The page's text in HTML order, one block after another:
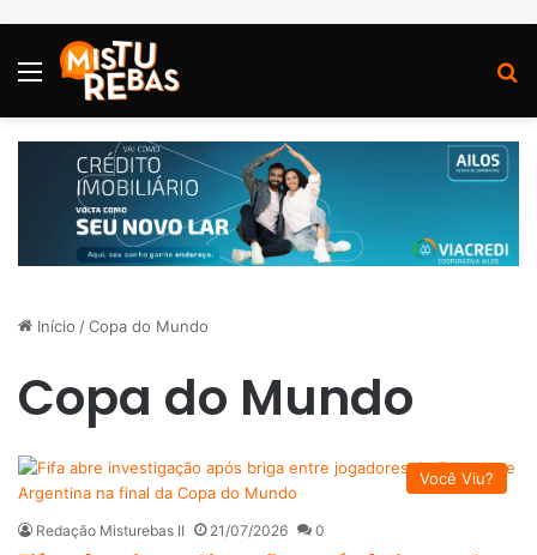
Menu
Início /Copa do Mundo
Copa do Mundo
Você Viu?
Redação Misturebas II 21/07/2026 0